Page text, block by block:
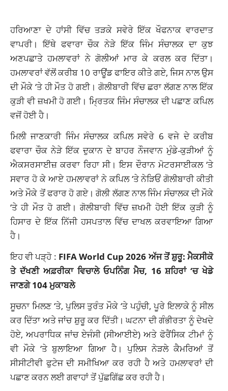
ਹਰਿਆਣਾ ਦੇ ਹਾਂਸੀ ਵਿੱਚ ਤੜਕੇ ਸਵੇਰੇ ਇੱਕ ਖੌਫਨਾਕ ਵਾਰਦਾਤ
ਵਾਪਰੀ। ਇੱਥੇ ਫਵਾਰਾ ਚੌਕ ਨੇੜੇ ਇੱਕ ਜਿੰਮ ਸੰਚਾਲਕ ਦਾ ਕੁਝ
ਅਣਪਛਾਤੇ ਹਮਲਾਵਰਾਂ ਨੇ ਗੋਲੀਆਂ ਮਾਰ ਕੇ ਕਰਲ ਕਰ ਦਿੱਤਾ।
ਹਮਲਾਵਰਾਂ ਵੱਲੋਂ ਕਰੀਬ 10 ਰਾਊਂਡ ਫਾਇਰ ਕੀਤੇ ਗਏ, ਜਿਸ ਨਾਲ ਉਸ
ਦੀ ਮੌਕੇ ‘ਤੇ ਹੀ ਮੌਤ ਹੋ ਗਈ। ਗੋਲੀਬਾਰੀ ਵਿੱਚ ਛਰਾ ਲੱਗਣ ਨਾਲ ਇੱਕ
ਕੁੜੀ ਵੀ ਜ਼ਖਮੀ ਹੋ ਗਈ। ਮ੍ਰਿਤਕ ਜਿੰਮ ਸੰਚਾਲਕ ਦੀ ਪਛਾਣ ਕਪਿਲ
ਵਜੋਂ ਹੋਈ ਹੈ।
ਮਿਲੀ ਜਾਣਕਾਰੀ ਜਿੰਮ ਸੰਚਾਲਕ ਕਪਿਲ ਸਵੇਰੇ 6 ਵਜੇ ਦੇ ਕਰੀਬ
ਫਵਾਰਾ ਚੌਕ ਨੇੜੇ ਇੱਕ ਦੁਕਾਨ ਦੇ ਬਾਹਰ ਨੌਜਵਾਨ ਮੁੰਡੇ-ਕੁੜੀਆਂ ਨੂੰ
ਐਕਸਰਸਾਈਜ਼ ਕਰਵਾ ਰਿਹਾ ਸੀ। ਇਸ ਦੌਰਾਨ ਮੋਟਰਸਾਈਕਲ ‘ਤੇ
ਸਵਾਰ ਹੋ ਕੇ ਆਏ ਹਮਲਾਵਰਾਂ ਨੇ ਕਪਿਲ ‘ਤੇ ਨੇੜਿਓਂ ਗੋਲੀਬਾਰੀ ਕੀਤੀ
ਅਤੇ ਮੌਕੇ ਤੋਂ ਫਰਾਰ ਹੋ ਗਏ। ਗੋਲੀ ਲੱਗਣ ਨਾਲ ਜਿੰਮ ਸੰਚਾਲਕ ਦੀ ਮੌਕੇ
‘ਤੇ ਹੀ ਮੌਤ ਹੋ ਗਈ। ਗੋਲੀਬਾਰੀ ਵਿੱਚ ਜ਼ਖਮੀ ਹੋਈ ਇੱਕ ਕੁੜੀ ਨੂੰ
ਹਿਸਾਰ ਦੇ ਇੱਕ ਨਿੱਜੀ ਹਸਪਤਾਲ ਵਿੱਚ ਦਾਖਲ ਕਰਵਾਇਆ ਗਿਆ
ਹੈ।
ਇਹ ਵੀ ਪੜ੍ਹੋ : FIFA World Cup 2026 ਅੱਜ ਤੋਂ ਸ਼ੁਰੂ: ਮੈਕਸੀਕੋ
ਤੇ ਦੱਖਣੀ ਅਫ਼ਰੀਕਾ ਵਿਚਾਲੇ ਓਪਨਿੰਗ ਮੈਚ, 16 ਸ਼ਹਿਰਾਂ ‘ਚ ਖੇਡੇ
ਜਾਣਗੇ 104 ਮੁਕਾਬਲੇ
ਸੂਚਨਾ ਮਿਲਣ ‘ਤੇ, ਪੁਲਿਸ ਤੁਰੰਤ ਮੌਕੇ ‘ਤੇ ਪਹੁੰਚੀ, ਪੂਰੇ ਇਲਾਕੇ ਨੂੰ ਸੀਲ
ਕਰ ਦਿੱਤਾ ਅਤੇ ਜਾਂਚ ਸ਼ੁਰੂ ਕਰ ਦਿੱਤੀ। ਘਟਨਾ ਦੀ ਗੰਭੀਰਤਾ ਨੂੰ ਦੇਖਦੇ
ਹੋਏ, ਅਪਰਾਧਿਕ ਜਾਂਚ ਏਜੰਸੀ (ਸੀਆਈਏ) ਅਤੇ ਫੋਰੈਂਸਿਕ ਟੀਮਾਂ ਨੂੰ
ਵੀ ਮੌਕੇ ‘ਤੇ ਬੁਲਾਇਆ ਗਿਆ ਹੈ। ਪੁਲਿਸ ਨੇੜਲੇ ਕੈਮਰਿਆਂ ਤੋਂ
ਸੀਸੀਟੀਵੀ ਫੁਟੇਜ ਦੀ ਸਮੀਖਿਆ ਕਰ ਰਹੀ ਹੈ ਅਤੇ ਹਮਲਾਵਰਾਂ ਦੀ
ਪਛਾਣ ਕਰਨ ਲਈ ਗਵਾਹਾਂ ਤੋਂ ਪੁੱਛਗਿੱਛ ਕਰ ਰਹੀ ਹੈ।